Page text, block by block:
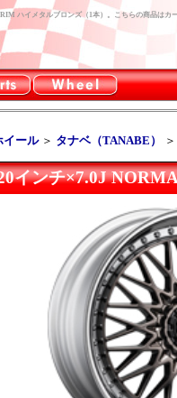
ハイメタルブロンズ（1本）。こちらの商品はカ
イール＞ タナベ（TANABE）
インチ×7.0J